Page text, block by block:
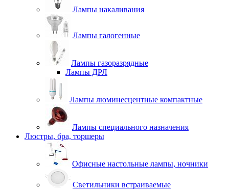
Лампы накаливания
Лампы галогенные
Лампы газоразрядные
Лампы ДРЛ
Лампы люминесцентные компактные
Лампы специального назначения
Люстры, бра, торшеры
Офисные настольные лампы, ночники
Светильники встраиваемые